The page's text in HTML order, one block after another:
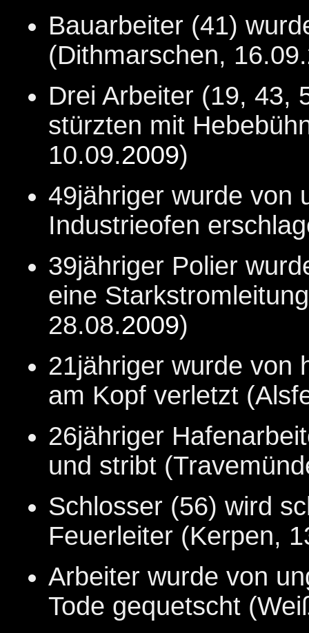
Bauarbeiter (41)
(Dithmarschen, 16.09.
Drei Arbeiter (19, 43,
stürzten mit
10.09.2009)
49jähriger wurde von
Industrieofen
39jähriger Polier
eine
28.08.2009)
21jähriger wurde von
am Kopf verletzt
26jähriger
und stribt
Schlosser (56) wird
Feuerleiter (Kerpen,
Arbeiter wurde von
Tode gequetscht